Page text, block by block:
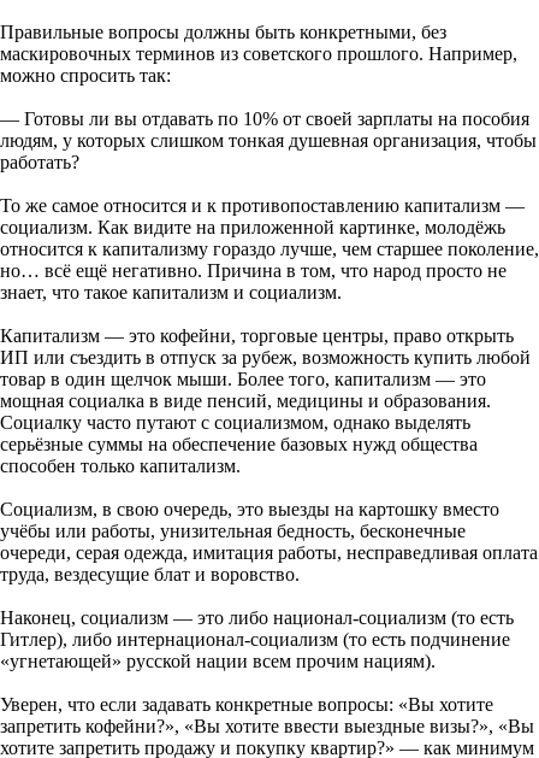
Правильные вопросы должны быть конкретными, без
маскировочных терминов из советского прошлого. Например,
можно спросить так:
— Готовы ли вы отдавать по 10% от своей зарплаты на пособия
людям, у которых слишком тонкая душевная организация, чтобы
работать?
То же самое относится и к противопоставлению капитализм —
социализм. Как видите на приложенной картинке, молодёжь
относится к капитализму гораздо лучше, чем старшее поколение,
но… всё ещё негативно. Причина в том, что народ просто не
знает, что такое капитализм и социализм.
Капитализм — это кофейни, торговые центры, право открыть
ИП или съездить в отпуск за рубеж, возможность купить любой
товар в один щелчок мыши. Более того, капитализм — это
мощная социалка в виде пенсий, медицины и образования.
Социалку часто путают с социализмом, однако выделять
серьёзные суммы на обеспечение базовых нужд общества
способен только капитализм.
Социализм, в свою очередь, это выезды на картошку вместо
учёбы или работы, унизительная бедность, бесконечные
очереди, серая одежда, имитация работы, несправедливая оплата
труда, вездесущие блат и воровство.
Наконец, социализм — это либо национал-социализм (то есть
Гитлер), либо интернационал-социализм (то есть подчинение
«угнетающей» русской нации всем прочим нациям).
Уверен, что если задавать конкретные вопросы: «Вы хотите
запретить кофейни?», «Вы хотите ввести выездные визы?», «Вы
хотите запретить продажу и покупку квартир?» — как минимум